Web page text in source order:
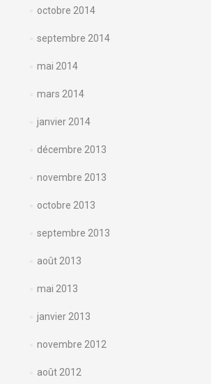
octobre 2014
septembre 2014
mai 2014
mars 2014
janvier 2014
décembre 2013
novembre 2013
octobre 2013
septembre 2013
août 2013
mai 2013
janvier 2013
novembre 2012
août 2012